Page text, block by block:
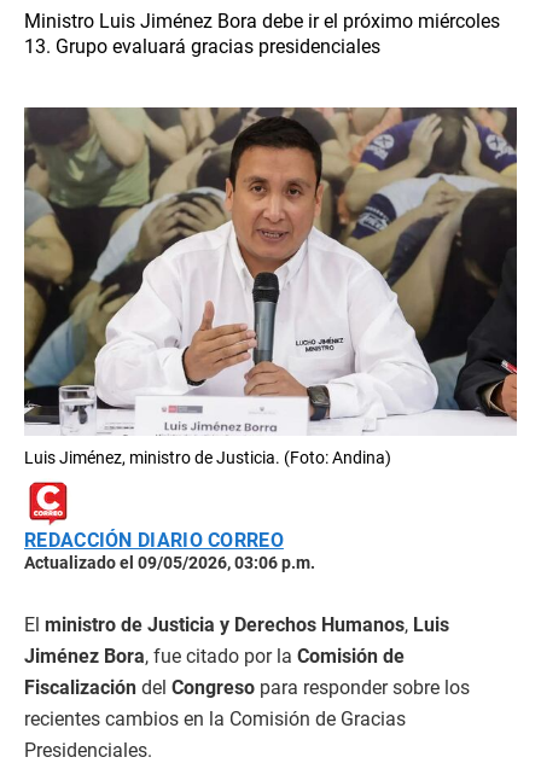
Ministro Luis Jiménez Bora debe ir el próximo miércoles
13. Grupo evaluará gracias presidenciales
Luis Jiménez, ministro de Justicia. (Foto: Andina)
REDACCIÓN DIARIO CORREO
Actualizado el 09/05/2026, 03:06 p.m.
El ministro de Justicia y Derechos Humanos, Luis
Jiménez Bora, fue citado por la Comisión de
Fiscalización del Congreso para responder sobre los
recientes cambios en la Comisión de Gracias
Presidenciales.